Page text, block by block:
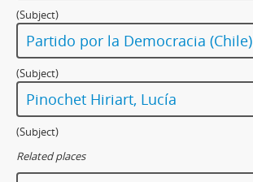
(Subject)
Partido por la Democracia (Chile)
(Subject)
Pinochet Hiriart, Lucía
(Subject)
Related places